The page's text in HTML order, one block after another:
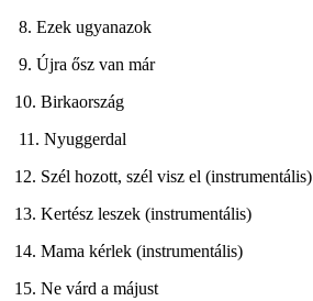
8. Ezek ugyanazok
9. Újra ősz van már
10. Birkaország
11. Nyuggerdal
12. Szél hozott, szél visz el (instrumentális)
13. Kertész leszek (instrumentális)
14. Mama kérlek (instrumentális)
15. Ne várd a májust